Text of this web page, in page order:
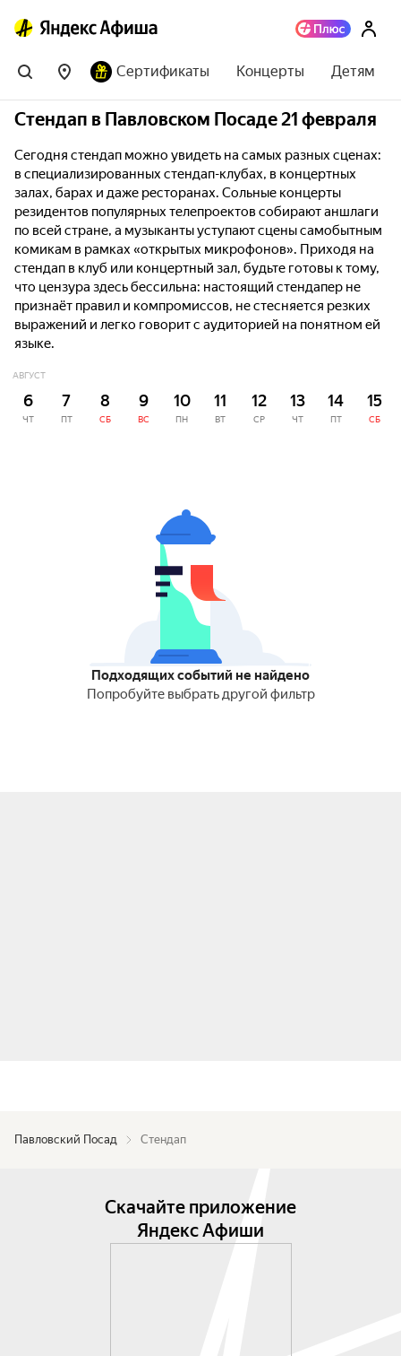
Сертификаты Концерты Детям
Стендап в Павловском Посаде 21 февраля
Сегодня стендап можно увидеть на самых разных сценах:
в специализированных стендап-клубах, в концертных
залах, барах и даже ресторанах. Сольные концерты
резидентов популярных телепроектов собирают аншлаги
по всей стране, а музыканты уступают сцены самобытным
комикам в рамках «открытых микрофонов». Приходя на
стендап в клуб или концертный зал, будьте готовы к тому,
что цензура здесь бессильна: настоящий стендапер не
признаёт правил и компромиссов, не стесняется резких
выражений и легко говорит с аудиторией на понятном ей
языке.
АВГУСТ
6
ЧТ
7
ПТ
8
СБ
9
ВС
10
ПН
11
ВТ
12
СР
13
ЧТ
14
ПТ
15
СБ
Подходящих событий не найдено
Попробуйте выбрать другой фильтр
Павловский Посад Стендап
Скачайте приложение
Яндекс Афиши